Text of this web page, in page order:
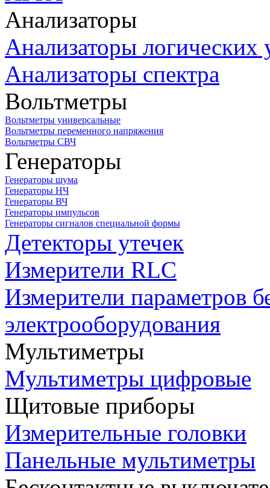
Анализаторы
Анализаторы логических
Анализаторы спектра
Вольтметры
Вольтметры универсальные
Вольтметры переменного напряжения
Вольтметры СВЧ
Генераторы
Генераторы шума
Генераторы НЧ
Генераторы ВЧ
Генераторы импульсов
Генераторы сигналов специальной формы
Детекторы утечек
Измерители RLC
Измерители параметров
электрооборудования
Мультиметры
Мультиметры цифровые
Щитовые приборы
Измерительные головки
Панельные мультиметры